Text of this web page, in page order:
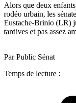
Alors que deux
rodéo urbain, les
Eustache-Brinio (LR)
tardives et pas assez
Par Public Sénat
Temps de lecture :